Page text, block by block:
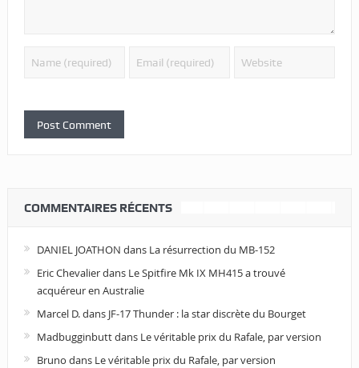
COMMENTAIRES RÉCENTS
DANIEL JOATHON dans La résurrection du MB-152
Eric Chevalierdans Le Spitfire Mk IX MH415 a trouvé
acquéreur en Australie
Marcel D.dans JF-17 Thunder : la star discrète du Bourget
Madbugginbuttdans Le véritable prix du Rafale, par version
Bruno dans Le véritable prix du Rafale, par version